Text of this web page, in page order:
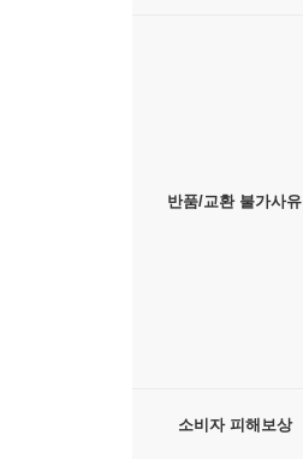
반품/교환 불가사유
소비자 피해보상